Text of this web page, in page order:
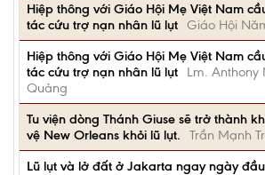
Hiệp thông với Giáo Hội Mẹ Việt Nam
tác cứu trợ nạn nhân lũ lụt Giáo Hội
Hiệp thông với Giáo Hội Mẹ Việt Nam
tác cứu trợ nạn nhân lũ lụt
Lm. Anthony
Quảng
Tu viện dòng Thánh Giuse sẽ trở thành
vệ New Orleans khỏi lũ lụt.
Trần Mạnh
Lũ lụt và lở đất ở Jakarta ngay ngày